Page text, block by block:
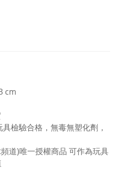
cm
檢驗合格，無毒無塑化劑，
道)唯一授權商品 可作為玩具